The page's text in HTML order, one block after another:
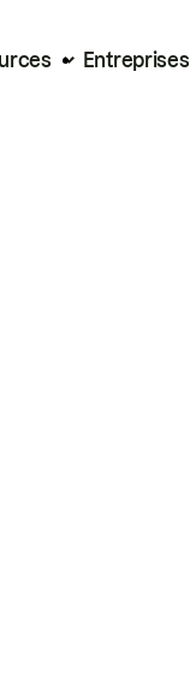
Entreprises